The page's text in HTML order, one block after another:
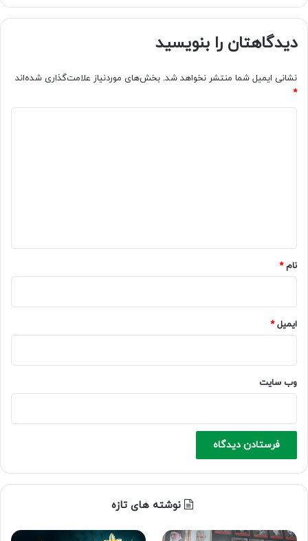
دیدگاهتان را بنویسید
نشانی ایمیل شما منتشر نخواهد شد. بخش‌های موردنیاز علامت‌گذاری شده‌اند
*
نام*
ایمیل*
وب‌ سایت
نوشته های تازه